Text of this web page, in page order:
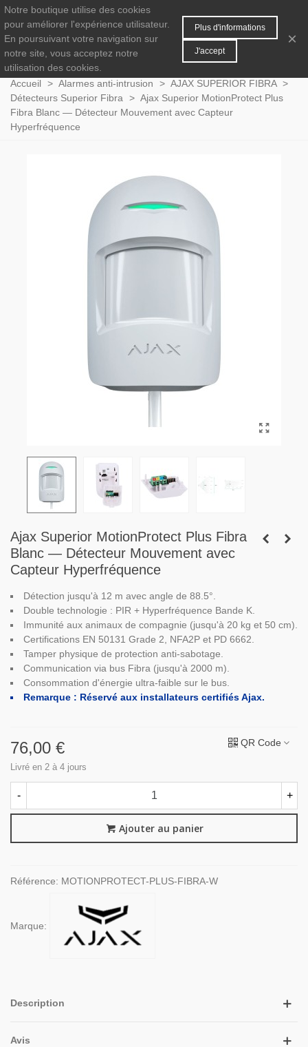
0 MENU
Accueil > Alarmes anti-intrusion > AJAX SUPERIOR FIBRA >
Détecteurs Superior Fibra
> Ajax Superior MotionProtect Plus
Fibra Blanc — Détecteur Mouvement avec Capteur
Hyperfréquence
Ajax Superior MotionProtect Plus Fibra
Blanc — Détecteur Mouvement avec
Capteur Hyperfréquence
Détection jusqu'à 12 m avec angle de 88.5°.
Double technologie : PIR + Hyperfréquence Bande K.
Immunité aux animaux de compagnie (jusqu'à 20 kg et 50 cm).
Certifications EN 50131 Grade 2, NFA2P et PD 6662.
Tamper physique de protection anti-sabotage.
Communication via bus Fibra (jusqu'à 2000 m).
Consommation d'énergie ultra-faible sur le bus.
Remarque : Réservé aux installateurs certifiés Ajax.
76,00 €
Livré en 2 à 4 jours
QR Code
- +
Ajouter au panier
Référence: MOTIONPROTECT-PLUS-FIBRA-W
Marque:
Description
Avis
Notre boutique utilise des cookies
pour améliorer l'expérience utilisateur.
En poursuivant votre navigation sur
notre site, vous acceptez notre
utilisation des cookies.
Plus d'informations
J'accept
×